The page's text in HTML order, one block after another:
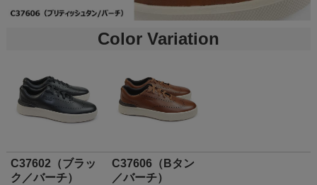
Color Variation
C37602（ブラッ
ク／バーチ）
C37606（Bタン
／バーチ）